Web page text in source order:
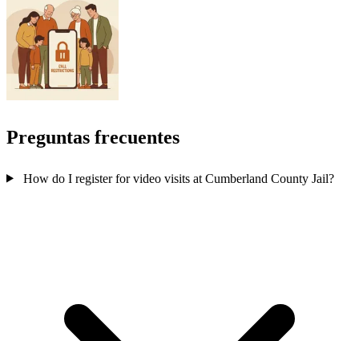
Preguntas frecuentes
How do I register for video visits at Cumberland County Jail?